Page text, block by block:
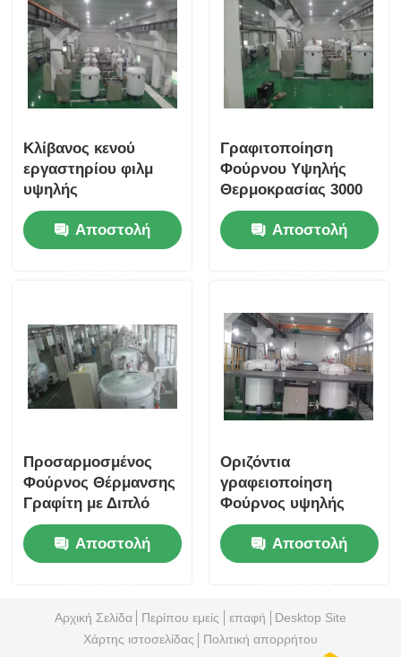
Κλίβανος κενού
εργαστηρίου φιλμ
υψηλής
αγωγιμότητας για την
παραγωγή
γραφιτοποίησης φιλμ
Αποστολή
Γραφιτοποίηση
Φούρνου Υψηλής
Θερμοκρασίας 3000
Βαθμών, Διαστάσεις
Προσαρμοσμένες
Αποστολή
Προσαρμοσμένος
Φούρνος Θέρμανσης
Γραφίτη με Διπλό
Στρώμα από
Τουβλάκια Αλουμίνας
Αποστολή
Οριζόντια
γραφειοποίηση
Φούρνος υψηλής
θερμοκρασίας για
υλικά άνθρακα
Αποστολή
Αρχική Σελίδα Περίπου εμείς επαφή
Desktop Site
Χάρτης ιστοσελίδας
Πολιτική απορρήτου